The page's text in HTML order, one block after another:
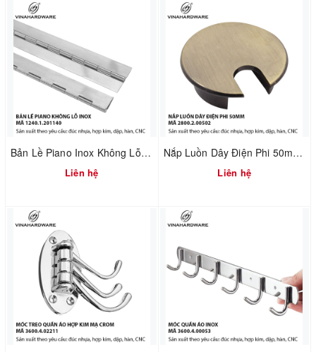
Bản Lề Piano Inox Không Lỗ – Sản Xuất Theo MOQ | Mã 1240.1.50160
Liên hệ
Nắp Luồn Dây Điện Phi 50mm Hợp Kim Đúc Xi Mạ Giả Cổ – Mã 2800.2.00502
Liên hệ